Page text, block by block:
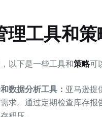
理工具和策
以下是一些工具和策略可
数据分析工具： 亚马逊提
求。通过定期检查库存